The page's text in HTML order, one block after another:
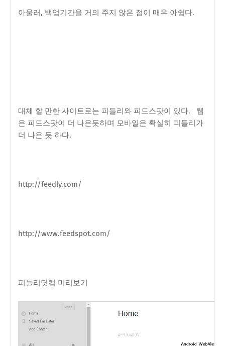
아울러, 백업기간을 거의 주지 않은 점이 매우 아쉽다.
대체 할 만한 사이트로는 피들리와 피드스팟이 있다. 웹
은 피드스팟이 더 나은듯하며 모바일은 확실히 피들리가
더 나은 듯 하다.
http://feedly.com/
http://www.feedspot.com/
피들리닷컴 미리보기